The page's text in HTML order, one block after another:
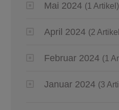
Mai 2024 (1 Artikel)
April 2024 (2
Februar 2024 (1
Januar 2024 (3